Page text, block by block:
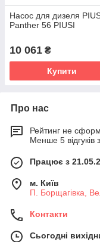
Насос для дизеля
Panther 56 PIUSI
10 061 ₴
Купити
Про нас
Рейтинг не
Менше 5 відгуків
Працює з
м. Київ
П. Борщагівка,
Контакти
Сьогодні